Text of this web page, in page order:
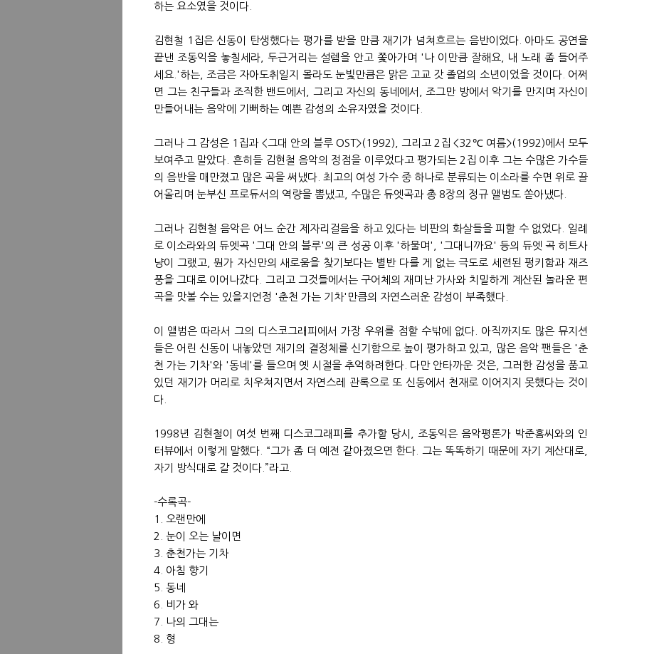
하는 요소였을 것이다.
김현철 1집은 신동이 탄생했다는 평가를 받을 만큼 재기가 넘쳐흐르는 음반이었다. 아마도 공연을
끝낸 조동익을 놓칠세라, 두근거리는 설렘을 안고 쫓아가며 '나 이만큼 잘해요, 내 노래 좀 들어주
세요.'하는, 조금은 자아도취일지 몰라도 눈빛만큼은 맑은 고교 갓 졸업의 소년이었을 것이다. 어쩌
면 그는 친구들과 조직한 밴드에서, 그리고 자신의 동네에서, 조그만 방에서 악기를 만지며 자신이
만들어내는 음악에 기뻐하는 예쁜 감성의 소유자였을 것이다.
그러나 그 감성은 1집과 <그대 안의 블루 OST>(1992), 그리고 2집 <32℃ 여름>(1992)에서 모두
보여주고 말았다. 흔히들 김현철 음악의 정점을 이루었다고 평가되는 2집 이후 그는 수많은 가수들
의 음반을 매만졌고 많은 곡을 써냈다. 최고의 여성 가수 중 하나로 분류되는 이소라를 수면 위로 끌
어올리며 눈부신 프로듀서의 역량을 뽐냈고, 수많은 듀엣곡과 총 8장의 정규 앨범도 쏟아냈다.
그러나 김현철 음악은 어느 순간 제자리걸음을 하고 있다는 비판의 화살들을 피할 수 없었다. 일례
로 이소라와의 듀엣곡 '그대 안의 블루'의 큰 성공 이후 '하물며', '그대니까요' 등의 듀엣 곡 히트사
냥이 그랬고, 뭔가 자신만의 새로움을 찾기보다는 별반 다를 게 없는 극도로 세련된 펑키함과 재즈
풍을 그대로 이어나갔다. 그리고 그것들에서는 구어체의 재미난 가사와 치밀하게 계산된 놀라운 편
곡을 맛볼 수는 있을지언정 '춘천 가는 기차'만큼의 자연스러운 감성이 부족했다.
이 앨범은 따라서 그의 디스코그래피에서 가장 우위를 점할 수밖에 없다. 아직까지도 많은 뮤지션
들은 어린 신동이 내놓았던 재기의 결정체를 신기함으로 높이 평가하고 있고, 많은 음악 팬들은 '춘
천 가는 기차'와 '동네'를 들으며 옛 시절을 추억하려한다. 다만 안타까운 것은, 그러한 감성을 품고
있던 재기가 머리로 치우쳐지면서 자연스레 관록으로 또 신동에서 천재로 이어지지 못했다는 것이
다.
1998년 김현철이 여섯 번째 디스코그래피를 추가할 당시, 조동익은 음악평론가 박준흠씨와의 인
터뷰에서 이렇게 말했다. “그가 좀 더 예전 같아졌으면 한다. 그는 똑똑하기 때문에 자기 계산대로,
자기 방식대로 갈 것이다.”라고.
-수록곡-
1. 오랜만에
2. 눈이 오는 날이면
3. 춘천가는 기차
4. 아침 향기
5. 동네
6. 비가 와
7. 나의 그대는
8. 형